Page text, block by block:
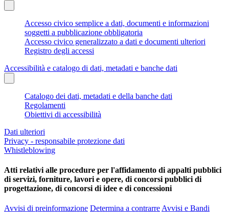
Accesso civico semplice a dati, documenti e informazioni
soggetti a pubblicazione obbligatoria
Accesso civico generalizzato a dati e documenti ulteriori
Registro degli accessi
Accessibilità e catalogo di dati, metadati e banche dati
Catalogo dei dati, metadati e della banche dati
Regolamenti
Obiettivi di accessibilità
Dati ulteriori
Privacy - responsabile protezione dati
Whistleblowing
Atti relativi alle procedure per l'affidamento di appalti pubblici
di servizi, forniture, lavori e opere, di concorsi pubblici di
progettazione, di concorsi di idee e di concessioni
Avvisi di preinformazione Determina a contrarre Avvisi e Bandi